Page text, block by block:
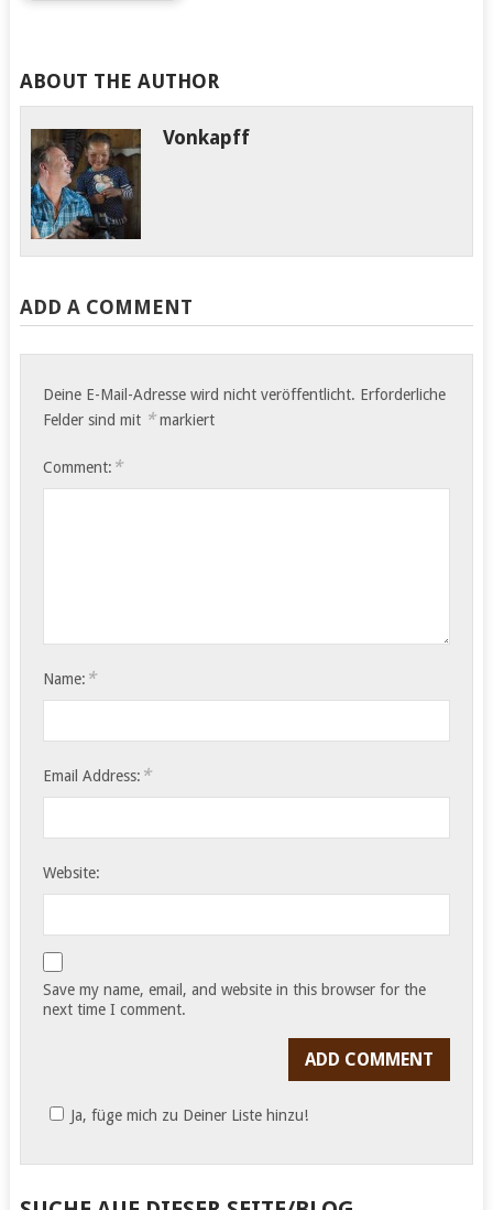
Sahambavy –
Ambalavao 80 Bike-
ABOUT THE AUTHOR
Vonkapff
ADD A COMMENT
Deine E-Mail-Adresse wird nicht veröffentlicht. Erforderliche
Felder sind mit *markiert
Comment: *
Name: *
Email Address: *
Website:
Save my name, email, and website in this browser for the
next time I comment.
Ja, füge mich zu Deiner Liste hinzu!